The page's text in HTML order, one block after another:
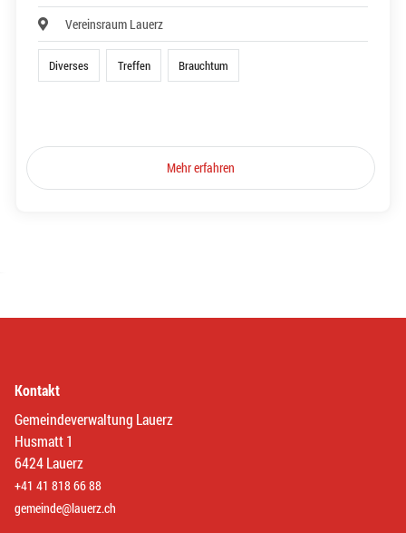
Vereinsraum Lauerz
Diverses Treffen Brauchtum
Mehr erfahren
Kontakt
Gemeindeverwaltung Lauerz
Husmatt 1
6424 Lauerz
+41 41 818 66 88
gemeinde@lauerz.ch